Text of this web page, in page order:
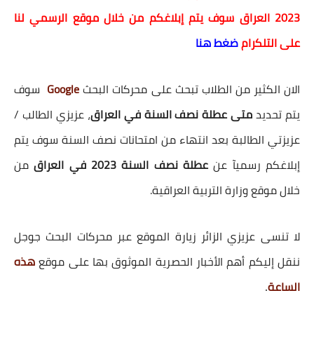
2023 العراق سوف يتم إبلاغكم من خلال موقع الرسمي لنا
على التلكرامضغط هنا
الان الكثير من الطلاب تبحث على محركات البحثGoogle سوف
يتم تحديدمتى عطلة نصف السنة في العراق، عزيزي الطالب /
عزيزتي الطالبة بعد انتهاء من امتحانات نصف السنة سوف يتم
إبلاغكم رسميآ عن عطلة نصف السنة 2023 في العراق
من
خلال موقع وزارة التربية العراقية.
لا تنسى عزيزي الزائر زيارة الموقع عبر محركات البحث جوجل
ننقل إليكم أهم الأخبار الحصرية الموثوق بها على موقعهذه
الساعة.